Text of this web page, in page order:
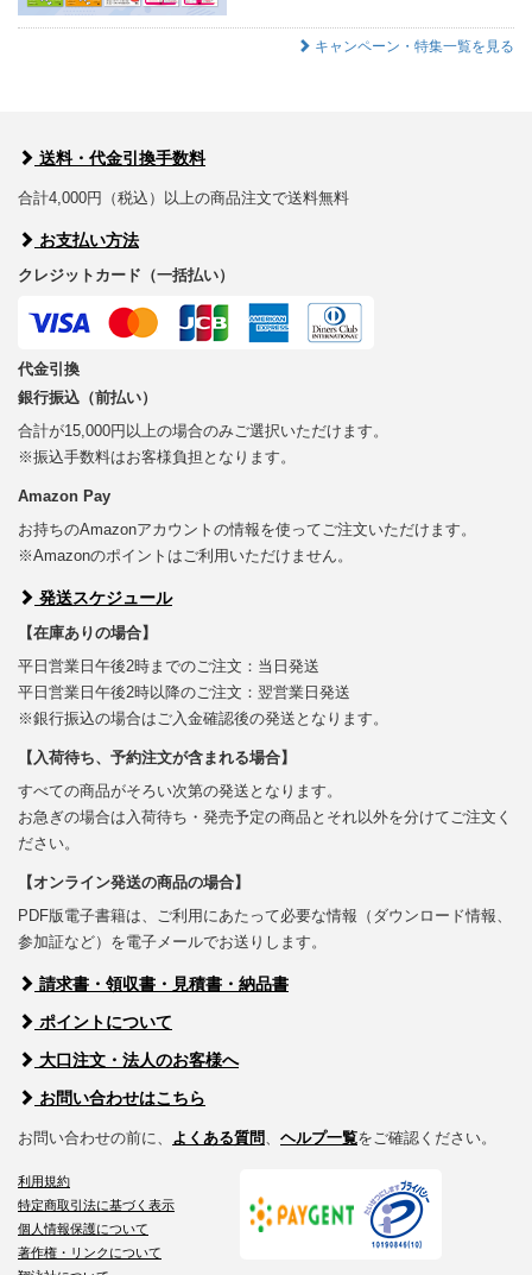
キャンペーン・特集一覧を見る
送料・代金引換手数料
合計4,000円（税込）以上の商品注文で送料無料
お支払い方法
クレジットカード（一括払い）
代金引換
銀行振込（前払い）
合計が15,000円以上の場合のみご選択いただけます。
※振込手数料はお客様負担となります。
Amazon Pay
お持ちのAmazonアカウントの情報を使ってご注文いただけます。
※Amazonのポイントはご利用いただけません。
発送スケジュール
【在庫ありの場合】
平日営業日午後2時までのご注文：当日発送
平日営業日午後2時以降のご注文：翌営業日発送
※銀行振込の場合はご入金確認後の発送となります。
【入荷待ち、予約注文が含まれる場合】
すべての商品がそろい次第の発送となります。
お急ぎの場合は入荷待ち・発売予定の商品とそれ以外を分けてご注文く
ださい。
【オンライン発送の商品の場合】
PDF版電子書籍は、ご利用にあたって必要な情報（ダウンロード情報、
参加証など）を電子メールでお送りします。
請求書・領収書・見積書・納品書
ポイントについて
大口注文・法人のお客様へ
お問い合わせはこちら
お問い合わせの前に、 よくある質問、 ヘルプ一覧をご確認ください。
利用規約
特定商取引法に基づく表示
個人情報保護について
著作権・リンクについて